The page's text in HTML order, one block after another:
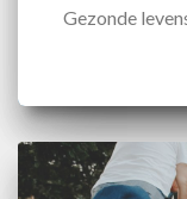
Gezonde